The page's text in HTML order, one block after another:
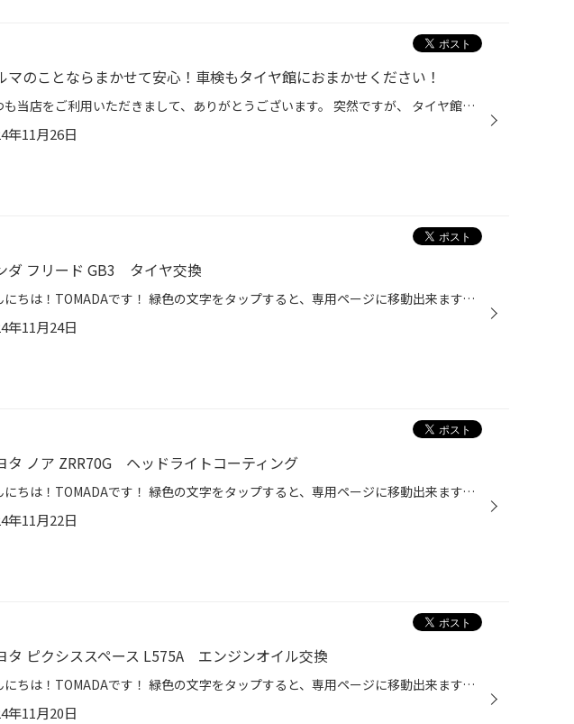
マのことならまかせて安心！車検もタイヤ館におまかせください！
いつも当店をご利用いただきまして、ありがとうございます。 突然ですが、 タイヤ館でおクルマの車検も取り扱っていることご存じですか？ タイヤ館といえば、タイヤ専門店というイメージから、 タイヤを購入するだけのお店というイメージを持たれているお客様も多く、 車検も取り扱っていることをお...
年11月26日
ダ フリード GB3 タイヤ交換
こんにちは！TOMADAです！ 緑色の文字をタップすると、専用ページに移動出来ます。是非ポチッと押してみて下さい。 本日のご紹介は、ホンダ フリード GB3 タイヤ交換レポートです。 Q.タイヤの点検お願い出来ますか？ と、ご用命いただき、タイヤ点検させていただくと、、 タイヤの残溝が約2.4mm前...
年11月24日
タ ノア ZRR70G ヘッドライトコーティング
こんにちは！TOMADAです！ 緑色の文字をタップすると、専用ページに移動出来ます。是非ポチッと押してみて下さい。 本日のご紹介は、トヨタ NOAH ZRR70G ヘッドライトコーティング施工レポートです。 WEB予約によりヘッドライトコーティングを施工させていただきました。 ご来店ありがとうございま...
年11月22日
タ ピクシススペース L575A エンジンオイル交換
こんにちは！TOMADAです！ 緑色の文字をタップすると、専用ページに移動出来ます。是非ポチッと押してみて下さい。 本日のご紹介は、トヨタ ピクシススペース L575A エンジンオイル交換レポートです。 こちらの車両は以前ご紹介いたしました。 ・トヨタ ピクシススペース L575A バッテリー交換 以前...
年11月20日